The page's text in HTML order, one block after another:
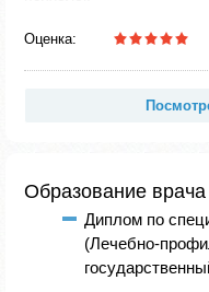
Оценка:
Образование врача
Диплом по
(Лечебно-